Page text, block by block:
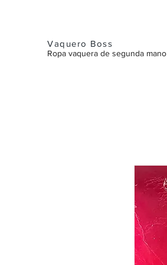
Vaquero Boss
Ropa vaquera de segunda mano